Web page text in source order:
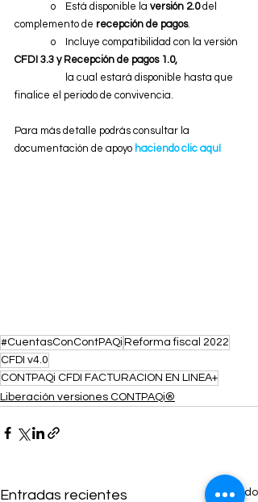
               o    Está disponible la
versión 2.0 del
complemento de recepción de pagos.
               o    Incluye compatibilidad con la versión
CFDI 3.3 y Recepción de pagos 1.0,
finalice el periodo de convivencia.
Para más detalle podrás consultar la
documentación de apoyo haciendo clic aquí
#CuentasConContPAQi Reforma fiscal 2022
CFDI v4.0
CONTPAQi CFDI FACTURACION EN LINEA+
Liberación versiones CONTPAQi®
Entradas recientes Ver todo